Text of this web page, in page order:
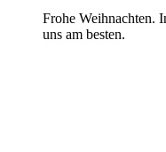
Frohe Weihnachten.
uns am besten.